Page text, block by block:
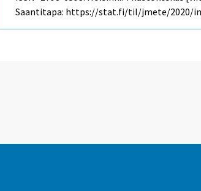
Saantitapa: https://stat.fi/til/jmete/2020/